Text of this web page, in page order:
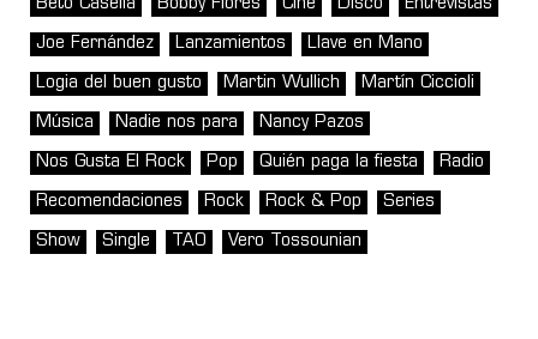
Beto Casella Bobby Flores Cine Disco Entrevistas
Joe Fernández Lanzamientos Llave en Mano
Logia del buen gusto Martin Wullich Martín Ciccioli
Música Nadie nos para Nancy Pazos
Nos Gusta El Rock Pop Quién paga la fiesta Radio
Recomendaciones Rock Rock & Pop Series
Show Single TAO Vero Tossounian